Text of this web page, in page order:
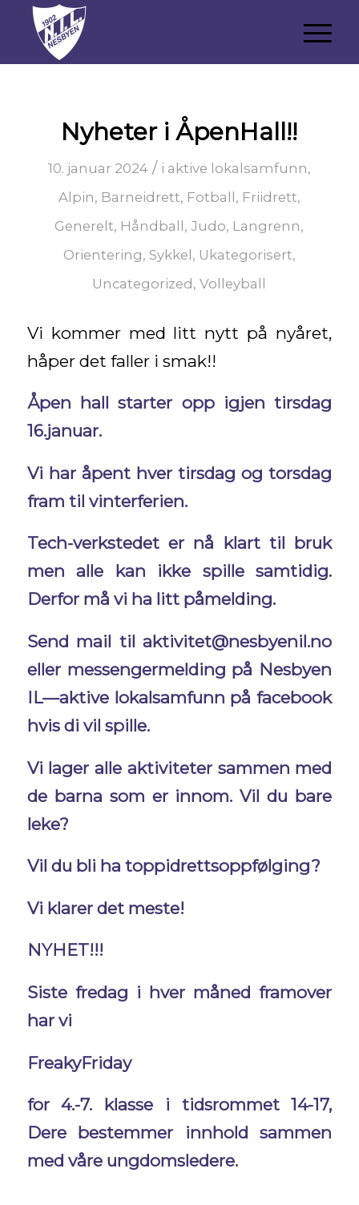
Nyheter i ÅpenHall!!
10. januar 2024 / i aktive lokalsamfunn,
Alpin, Barneidrett, Fotball , Friidrett,
Generelt, Håndball ,Judo, Langrenn,
Orientering, Sykkel , Ukategorisert,
Uncategorized ,Volleyball
Vi kommer med litt nytt på nyåret,
håper det faller i smak!!
Åpen hall starter opp igjen tirsdag
16.januar.
Vi har åpent hver tirsdag og torsdag
fram til vinterferien.
Tech-verkstedet er nå klart til bruk
men alle kan ikke spille samtidig.
Derfor må vi ha litt påmelding.
Send mail til aktivitet@nesbyenil.no
eller messengermelding på Nesbyen
IL—aktive lokalsamfunn på facebook
hvis di vil spille.
Vi lager alle aktiviteter sammen med
de barna som er innom. Vil du bare
leke?
Vil du bli ha toppidrettsoppfølging?
Vi klarer det meste!
NYHET!!!
Siste fredag i hver måned framover
har vi
FreakyFriday
for4.-7. klasse i tidsrommet14-17,
Dere bestemmer innhold sammen
med våre ungdomsledere.